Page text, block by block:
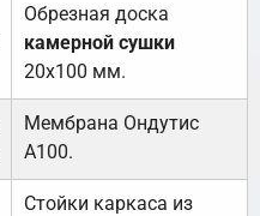
Обрезная доска
камерной сушки
20х100 мм.
Мембрана Ондутис
А100.
Стойки каркаса из